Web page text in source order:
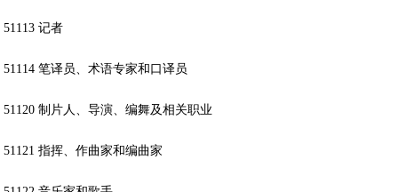
51113 记者
51114 笔译员、术语专家和口译员
51120 制片人、导演、编舞及相关职业
51121 指挥、作曲家和编曲家